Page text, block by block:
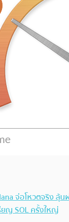
จ่อโหวตจริง ลุ้
ยญ SOL ครั้งใหญ่